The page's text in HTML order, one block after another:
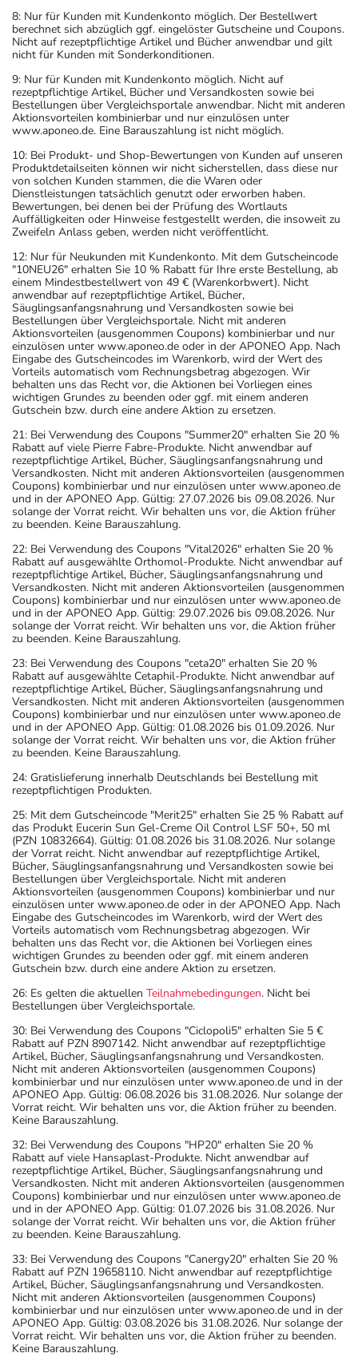
8: Nur für Kunden mit Kundenkonto möglich. Der Bestellwert
berechnet sich abzüglich ggf. eingelöster Gutscheine und Coupons.
Nicht auf rezeptpflichtige Artikel und Bücher anwendbar und gilt
nicht für Kunden mit Sonderkonditionen.
9: Nur für Kunden mit Kundenkonto möglich. Nicht auf
rezeptpflichtige Artikel, Bücher und Versandkosten sowie bei
Bestellungen über Vergleichsportale anwendbar. Nicht mit anderen
Aktionsvorteilen kombinierbar und nur einzulösen unter
www.aponeo.de. Eine Barauszahlung ist nicht möglich.
10: Bei Produkt- und Shop-Bewertungen von Kunden auf unseren
Produktdetailseiten können wir nicht sicherstellen, dass diese nur
von solchen Kunden stammen, die die Waren oder
Dienstleistungen tatsächlich genutzt oder erworben haben.
Bewertungen, bei denen bei der Prüfung des Wortlauts
Auffälligkeiten oder Hinweise festgestellt werden, die insoweit zu
Zweifeln Anlass geben, werden nicht veröffentlicht.
12: Nur für Neukunden mit Kundenkonto. Mit dem Gutscheincode
"10NEU26" erhalten Sie 10 % Rabatt für Ihre erste Bestellung, ab
einem Mindestbestellwert von 49 € (Warenkorbwert). Nicht
anwendbar auf rezeptpflichtige Artikel, Bücher,
Säuglingsanfangsnahrung und Versandkosten sowie bei
Bestellungen über Vergleichsportale. Nicht mit anderen
Aktionsvorteilen (ausgenommen Coupons) kombinierbar und nur
einzulösen unter www.aponeo.de oder in der APONEO App. Nach
Eingabe des Gutscheincodes im Warenkorb, wird der Wert des
Vorteils automatisch vom Rechnungsbetrag abgezogen. Wir
behalten uns das Recht vor, die Aktionen bei Vorliegen eines
wichtigen Grundes zu beenden oder ggf. mit einem anderen
Gutschein bzw. durch eine andere Aktion zu ersetzen.
21: Bei Verwendung des Coupons "Summer20" erhalten Sie 20 %
Rabatt auf viele Pierre Fabre-Produkte. Nicht anwendbar auf
rezeptpflichtige Artikel, Bücher, Säuglingsanfangsnahrung und
Versandkosten. Nicht mit anderen Aktionsvorteilen (ausgenommen
Coupons) kombinierbar und nur einzulösen unter www.aponeo.de
und in der APONEO App. Gültig: 27.07.2026 bis 09.08.2026. Nur
solange der Vorrat reicht. Wir behalten uns vor, die Aktion früher
zu beenden. Keine Barauszahlung.
22: Bei Verwendung des Coupons "Vital2026" erhalten Sie 20 %
Rabatt auf ausgewählte Orthomol-Produkte. Nicht anwendbar auf
rezeptpflichtige Artikel, Bücher, Säuglingsanfangsnahrung und
Versandkosten. Nicht mit anderen Aktionsvorteilen (ausgenommen
Coupons) kombinierbar und nur einzulösen unter www.aponeo.de
und in der APONEO App. Gültig: 29.07.2026 bis 09.08.2026. Nur
solange der Vorrat reicht. Wir behalten uns vor, die Aktion früher
zu beenden. Keine Barauszahlung.
23: Bei Verwendung des Coupons "ceta20" erhalten Sie 20 %
Rabatt auf ausgewählte Cetaphil-Produkte. Nicht anwendbar auf
rezeptpflichtige Artikel, Bücher, Säuglingsanfangsnahrung und
Versandkosten. Nicht mit anderen Aktionsvorteilen (ausgenommen
Coupons) kombinierbar und nur einzulösen unter www.aponeo.de
und in der APONEO App. Gültig: 01.08.2026 bis 01.09.2026. Nur
solange der Vorrat reicht. Wir behalten uns vor, die Aktion früher
zu beenden. Keine Barauszahlung.
24: Gratislieferung innerhalb Deutschlands bei Bestellung mit
rezeptpflichtigen Produkten.
25: Mit dem Gutscheincode "Merit25" erhalten Sie 25 % Rabatt auf
das Produkt Eucerin Sun Gel-Creme Oil Control LSF 50+, 50 ml
(PZN 10832664). Gültig: 01.08.2026 bis 31.08.2026. Nur solange
der Vorrat reicht. Nicht anwendbar auf rezeptpflichtige Artikel,
Bücher, Säuglingsanfangsnahrung und Versandkosten sowie bei
Bestellungen über Vergleichsportale. Nicht mit anderen
Aktionsvorteilen (ausgenommen Coupons) kombinierbar und nur
einzulösen unter www.aponeo.de oder in der APONEO App. Nach
Eingabe des Gutscheincodes im Warenkorb, wird der Wert des
Vorteils automatisch vom Rechnungsbetrag abgezogen. Wir
behalten uns das Recht vor, die Aktionen bei Vorliegen eines
wichtigen Grundes zu beenden oder ggf. mit einem anderen
Gutschein bzw. durch eine andere Aktion zu ersetzen.
26: Es gelten die aktuellen Teilnahmebedingungen. Nicht bei
Bestellungen über Vergleichsportale.
30: Bei Verwendung des Coupons "Ciclopoli5" erhalten Sie 5 €
Rabatt auf PZN 8907142. Nicht anwendbar auf rezeptpflichtige
Artikel, Bücher, Säuglingsanfangsnahrung und Versandkosten.
Nicht mit anderen Aktionsvorteilen (ausgenommen Coupons)
kombinierbar und nur einzulösen unter www.aponeo.de und in der
APONEO App. Gültig: 06.08.2026 bis 31.08.2026. Nur solange der
Vorrat reicht. Wir behalten uns vor, die Aktion früher zu beenden.
Keine Barauszahlung.
32: Bei Verwendung des Coupons "HP20" erhalten Sie 20 %
Rabatt auf viele Hansaplast-Produkte. Nicht anwendbar auf
rezeptpflichtige Artikel, Bücher, Säuglingsanfangsnahrung und
Versandkosten. Nicht mit anderen Aktionsvorteilen (ausgenommen
Coupons) kombinierbar und nur einzulösen unter www.aponeo.de
und in der APONEO App. Gültig: 01.07.2026 bis 31.08.2026. Nur
solange der Vorrat reicht. Wir behalten uns vor, die Aktion früher
zu beenden. Keine Barauszahlung.
33: Bei Verwendung des Coupons "Canergy20" erhalten Sie 20 %
Rabatt auf PZN 19658110. Nicht anwendbar auf rezeptpflichtige
Artikel, Bücher, Säuglingsanfangsnahrung und Versandkosten.
Nicht mit anderen Aktionsvorteilen (ausgenommen Coupons)
kombinierbar und nur einzulösen unter www.aponeo.de und in der
APONEO App. Gültig: 03.08.2026 bis 31.08.2026. Nur solange der
Vorrat reicht. Wir behalten uns vor, die Aktion früher zu beenden.
Keine Barauszahlung.